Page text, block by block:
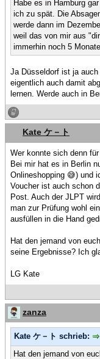
Habe es in Hamburg
ich zu spät. Die
werde dann im
weil das von mir aus
immerhin noch 5
Ja Düsseldorf ist ja
eigentlich auch damit
lernen. Werde auch in
Kate ケ－ト
Wer konnte sich denn
Bei mir hat es in Berlin
Onlineshopping 😅) und
Voucher ist auch schon
Post. Auch der JLPT
man zur Prüfung wohl
ausfüllen in die Hand
Hat den jemand von
seine Ergebnisse? Ich
LG Kate
zanza
Kate ケ－ト schrieb:
Hat den jemand von